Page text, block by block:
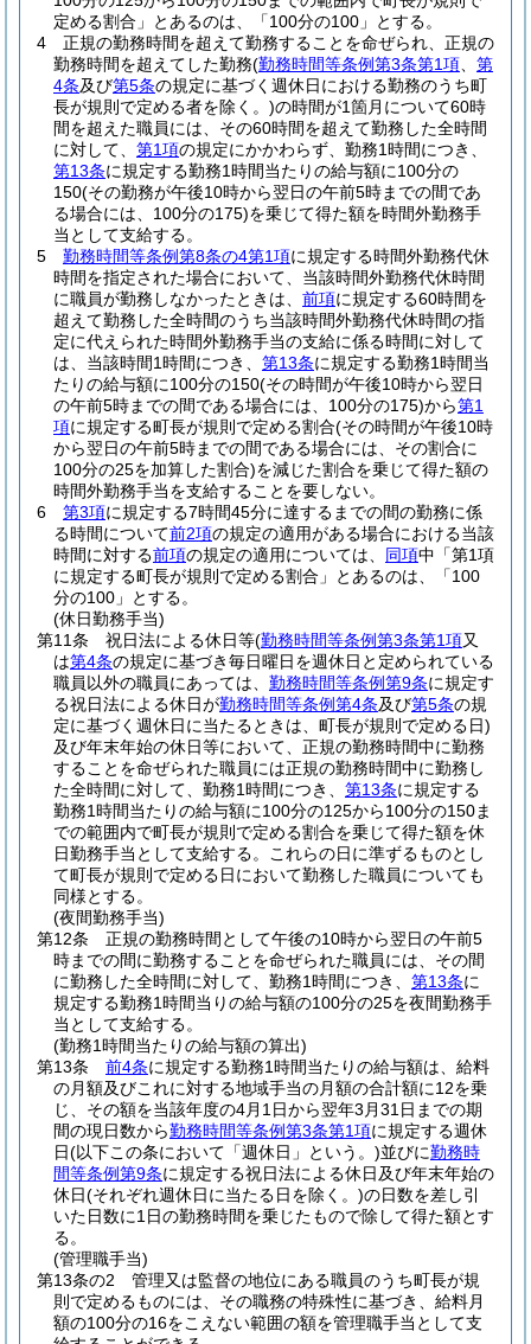
定める割合」とあるのは、「100分の100」とする。
4
正規の勤務時間を超えて勤務することを命ぜられ、正規の
勤務時間を超えてした勤務(勤務時間等条例第3条第1項
第
4条及び第5条の規定に基づく週休日における勤務のうち町
長が規則で定める者を除く。)の時間が1箇月について60時
間を超えた職員には、その60時間を超えて勤務した全時間
に対して、 第1項の規定にかかわらず、勤務1時間につき、
第13条に規定する勤務1時間当たりの給与額に100分の
150(その勤務が午後10時から翌日の午前5時までの間であ
る場合には、100分の175)を乗じて得た額を時間外勤務手
当として支給する。
5
勤務時間等条例第8条の4第1項に規定する時間外勤務代休
時間を指定された場合において、当該時間外勤務代休時間
に職員が勤務しなかったときは、 前項に規定する60時間を
超えて勤務した全時間のうち当該時間外勤務代休時間の指
定に代えられた時間外勤務手当の支給に係る時間に対して
は、当該時間1時間につき、 第13条に規定する勤務1時間当
たりの給与額に100分の150(その時間が午後10時から翌日
の午前5時までの間である場合には、100分の175)から第1
項に規定する町長が規則で定める割合(その時間が午後10時
から翌日の午前5時までの間である場合には、その割合に
100分の25を加算した割合)を減じた割合を乗じて得た額の
時間外勤務手当を支給することを要しない。
6
第3項に規定する7時間45分に達するまでの間の勤務に係
る時間について前2項の規定の適用がある場合における当該
時間に対する前項の規定の適用については、 同項中「第1項
に規定する町長が規則で定める割合」とあるのは、「100
分の100」とする。
(休日勤務手当)
第11条
祝日法による休日等(勤務時間等条例第3条第1項又
は第4条の規定に基づき毎日曜日を週休日と定められている
職員以外の職員にあっては、 勤務時間等条例第9条に規定す
る祝日法による休日が勤務時間等条例第4条及び第5条の規
定に基づく週休日に当たるときは、町長が規則で定める日)
及び年末年始の休日等において、正規の勤務時間中に勤務
することを命ぜられた職員には正規の勤務時間中に勤務し
た全時間に対して、勤務1時間につき、 第13条に規定する
勤務1時間当たりの給与額に100分の125から100分の150ま
での範囲内で町長が規則で定める割合を乗じて得た額を休
日勤務手当として支給する。
これらの日に準ずるものとし
て町長が規則で定める日において勤務した職員についても
同様とする。
(夜間勤務手当)
第12条
正規の勤務時間として午後の10時から翌日の午前5
時までの間に勤務することを命ぜられた職員には、その間
に勤務した全時間に対して、勤務1時間につき、 第13条に
規定する勤務1時間当りの給与額の100分の25を夜間勤務手
当として支給する。
(勤務1時間当たりの給与額の算出)
第13条
前4条に規定する勤務1時間当たりの給与額は、給料
の月額及びこれに対する地域手当の月額の合計額に12を乗
じ、その額を当該年度の4月1日から翌年3月31日までの期
間の現日数から勤務時間等条例第3条第1項に規定する週休
日(以下この条において「週休日」という。)並びに勤務時
間等条例第9条に規定する祝日法による休日及び年末年始の
休日(それぞれ週休日に当たる日を除く。)の日数を差し引
いた日数に1日の勤務時間を乗じたもので除して得た額とす
る。
(管理職手当)
第13条の2
管理又は監督の地位にある職員のうち町長が規
則で定めるものには、その職務の特殊性に基づき、給料月
額の100分の16をこえない範囲の額を管理職手当として支